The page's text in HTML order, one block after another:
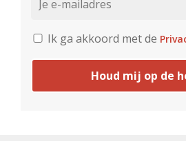
Ik ga akkoord met de
Houd mij op de